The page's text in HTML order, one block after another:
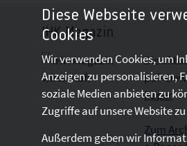
IHK-Magazin
Die
pdf-
Paper
Zum
Diese Webseite
Cookies
Wir verwenden Cookies, um
Anzeigen zu personalisieren,
soziale Medien anbieten zu
Zugriffe auf unsere Website
Außerdem geben wir